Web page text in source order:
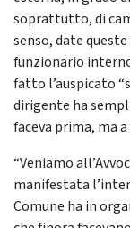
soprattutto, di
senso, date
funzionario
fatto l’auspicato
dirigente ha
faceva prima, ma
“Veniamo
manifestata
Comune ha in